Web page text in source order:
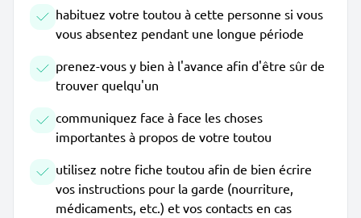
habituez votre toutou à cette personne si vous
vous absentez pendant une longue période
prenez-vous y bien à l'avance afin d'être sûr de
trouver quelqu'un
communiquez face à face les choses
importantes à propos de votre toutou
utilisez notre fiche toutou afin de bien écrire
vos instructions pour la garde (nourriture,
médicaments, etc.) et vos contacts en cas